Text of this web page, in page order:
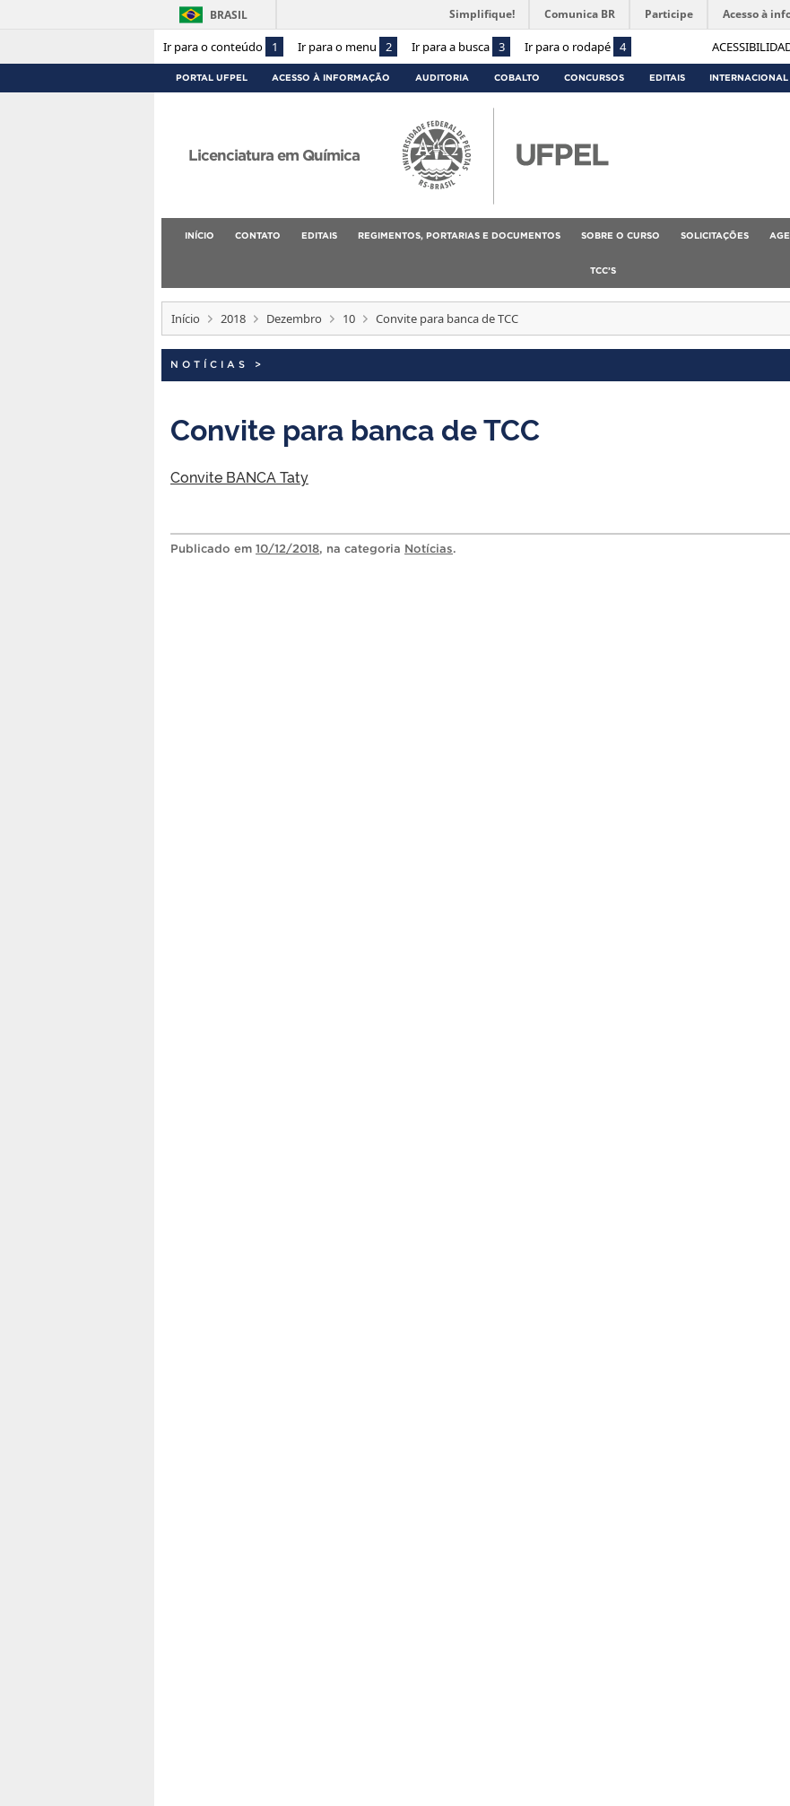
Ir para o conteúdo 1 Ir para o menu 2 Ir para a busca 3 Ir para o rodapé 4
BRASIL Simplifique! Comunica BR Participe Acesso à
PORTAL UFPEL ACESSO À INFORMAÇÃO AUDITORIA COBALTO CONCURSOS EDITAIS INTERNACIONAL
Licenciatura em Química
INÍCIO CONTATO EDITAIS REGIMENTOS, PORTARIAS E DOCUMENTOS SOBRE O CURSO SOLICITAÇÕES
TCC’S
Início 2018 Dezembro 10 Convite para banca de TCC
NOTÍCIAS >
Convite para banca de TCC
Convite BANCA Taty
Publicado em 10/12/2018, na categoria Notícias.